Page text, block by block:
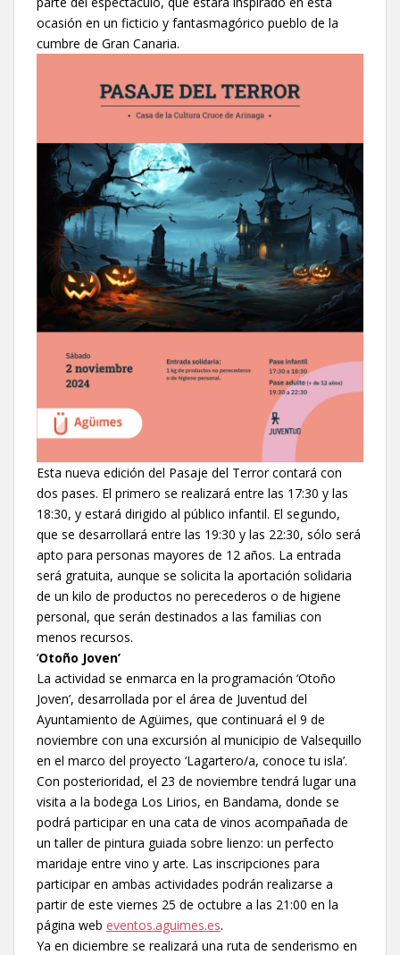
ocasión en un ficticio y fantasmagórico pueblo de la
cumbre de Gran Canaria.
Esta nueva edición del Pasaje del Terror contará con
dos pases. El primero se realizará entre las 17:30 y las
18:30, y estará dirigido al público infantil. El segundo,
que se desarrollará entre las 19:30 y las 22:30, sólo será
apto para personas mayores de 12 años. La entrada
será gratuita, aunque se solicita la aportación solidaria
de un kilo de productos no perecederos o de higiene
personal, que serán destinados a las familias con
menos recursos.
‘Otoño Joven’
La actividad se enmarca en la programación ‘Otoño
Joven’, desarrollada por el área de Juventud del
Ayuntamiento de Agüimes, que continuará el 9 de
noviembre con una excursión al municipio de Valsequillo
en el marco del proyecto ‘Lagartero/a, conoce tu isla’.
Con posterioridad, el 23 de noviembre tendrá lugar una
visita a la bodega Los Lirios, en Bandama, donde se
podrá participar en una cata de vinos acompañada de
un taller de pintura guiada sobre lienzo: un perfecto
maridaje entre vino y arte. Las inscripciones para
participar en ambas actividades podrán realizarse a
partir de este viernes 25 de octubre a las 21:00 en la
página web eventos.aguimes.es.
Ya en diciembre se realizará una ruta de senderismo en